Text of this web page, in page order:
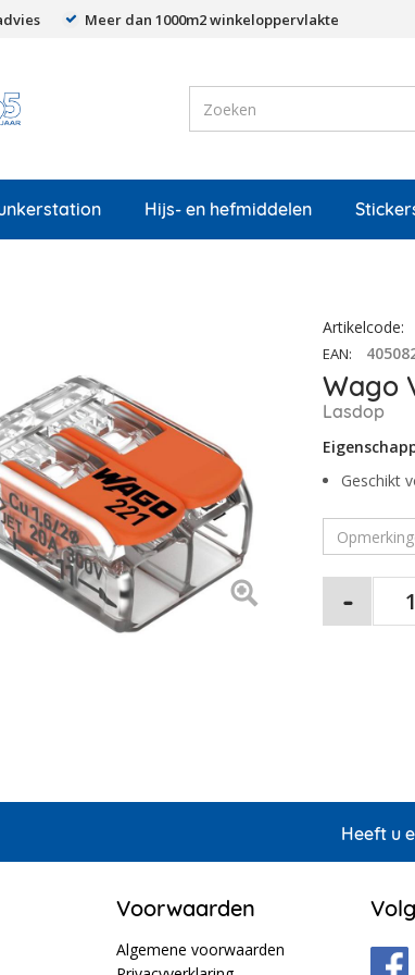
Meer dan 1000m2 winkeloppervlakte
Hijs- en hefmiddelen
Artikelcode:
EAN:
Wago
Lasdop
Geschikt
Heeft u
Voorwaarden
Algemene voorwaarden